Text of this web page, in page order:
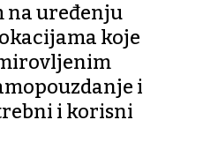
na uređenju
koje
i
i korisni